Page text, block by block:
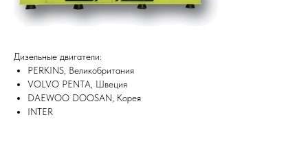
Дизельные двигатели:
PERKINS, Великобритания
VOLVO PENTA, Швеция
DAEWOO DOOSAN, Корея
INTER